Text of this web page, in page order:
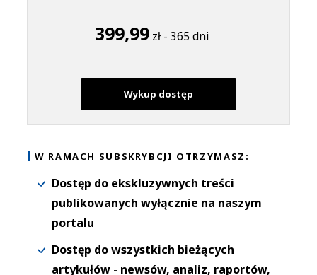
399,99zł - 365 dni
Wykup dostęp
W RAMACH SUBSKRYBCJI OTRZYMASZ:
Dostęp do ekskluzywnych treści
publikowanych wyłącznie na naszym
portalu
Dostęp do wszystkich bieżących
artykułów - newsów, analiz, raportów,